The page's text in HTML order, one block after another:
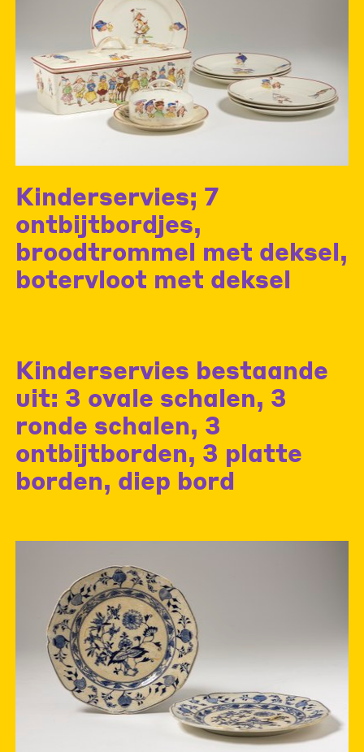
Kinderservies; 7
ontbijtbordjes,
broodtrommel met deksel,
botervloot met deksel
Kinderservies bestaande
uit: 3 ovale schalen, 3
ronde schalen, 3
ontbijtborden, 3 platte
borden, diep bord